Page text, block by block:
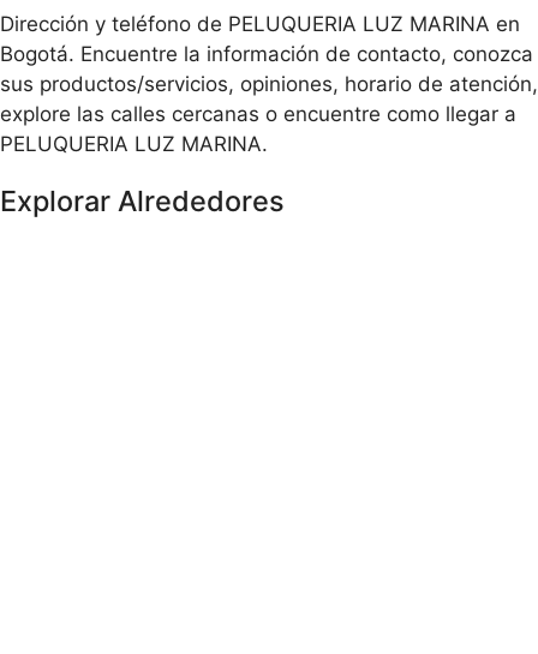
Dirección y teléfono de PELUQUERIA LUZ MARINA en
Bogotá. Encuentre la información de contacto, conozca
sus productos/servicios, opiniones, horario de atención,
explore las calles cercanas o encuentre como llegar a
PELUQUERIA LUZ MARINA.
Explorar Alrededores